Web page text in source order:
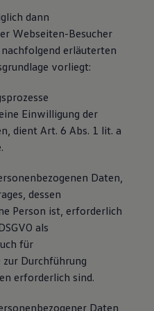
dann
Webseiten-Besucher
erläuterten
vorliegt:
Einwilligung der
dient Art. 6 Abs. 1 lit. a
Daten,
dessen
Person ist, erforderlich
als
für
Durchführung
erforderlich sind.
Daten